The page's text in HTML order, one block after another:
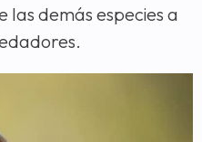
las demás especies a